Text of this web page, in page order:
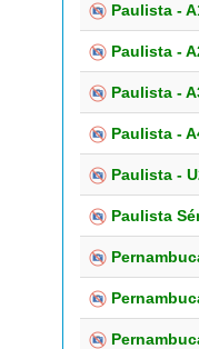
Paulista -
Paulista -
Paulista -
Paulista -
Paulista -
Paulista